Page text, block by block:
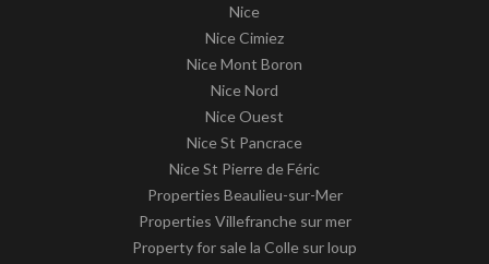
Nice
Nice Cimiez
Nice Mont Boron
Nice Nord
Nice Ouest
Nice St Pancrace
Nice St Pierre de Féric
Properties Beaulieu-sur-Mer
Properties Villefranche sur mer
Property for sale la Colle sur loup